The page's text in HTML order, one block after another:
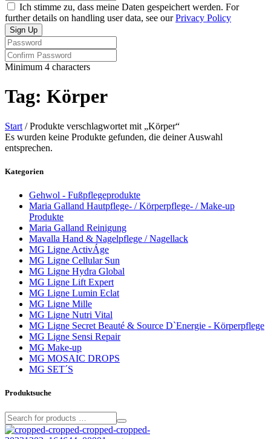
Ich stimme zu, dass meine Daten gespeichert werden. For
further details on handling user data, see ourPrivacy Policy
Minimum 4 characters
Tag: Körper
Start / Produkte verschlagwortet mit „Körper“
Es wurden keine Produkte gefunden, die deiner Auswahl
entsprechen.
Kategorien
Gehwol - Fußpflegeprodukte
Maria Galland Hautpflege- / Körperpflege- / Make-up
Produkte
Maria Galland Reinigung
Mavalla Hand & Nagelpflege / Nagellack
MG Ligne ActivÁge
MG Ligne Cellular Sun
MG Ligne Hydra Global
MG Ligne Lift Expert
MG Ligne Lumin Eclat
MG Ligne Mille
MG Ligne Nutri Vital
MG Ligne Secret Beauté & Source D`Energie - Körperpflege
MG Ligne Sensi Repair
MG Make-up
MG MOSAIC DROPS
MG SET´S
Produktsuche